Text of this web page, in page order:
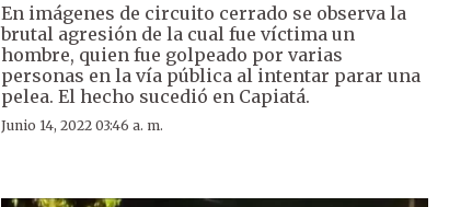
En imágenes de circuito cerrado se observa la
brutal agresión de la cual fue víctima un
hombre, quien fue golpeado por varias
personas en la vía pública al intentar parar una
pelea. El hecho sucedió en Capiatá.
Junio 14, 2022 03:46 a. m.